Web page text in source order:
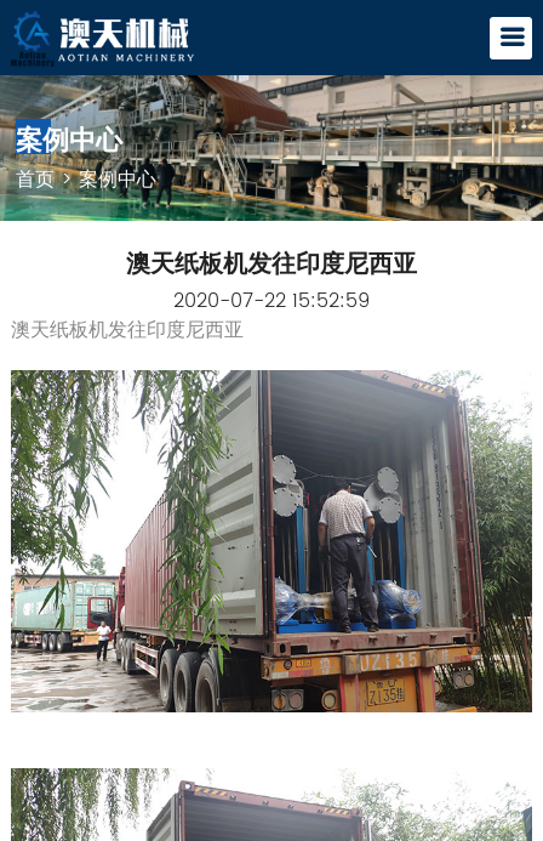
案例中心
首页>案例中心
澳天纸板机发往印度尼西亚
2020-07-22 15:52:59
澳天纸板机发往印度尼西亚